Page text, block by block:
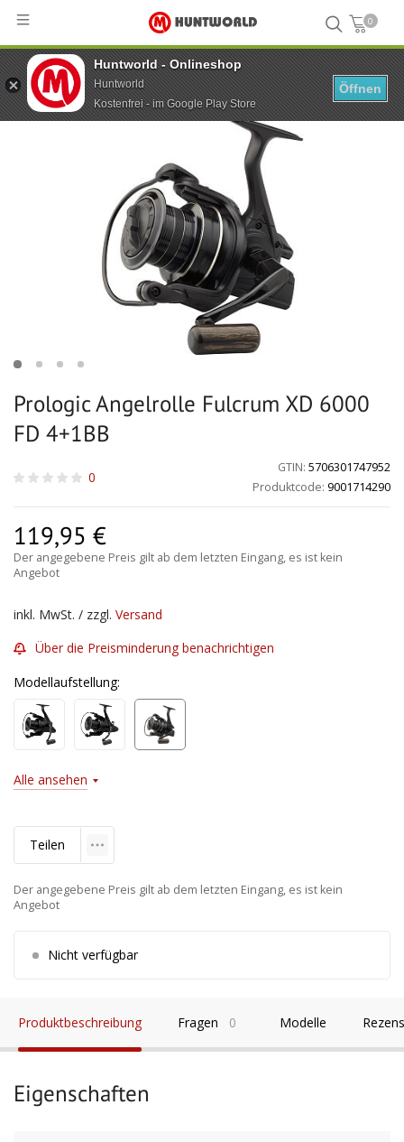
0
Hauptseite ... Prologic Angelrolle Fulcrum XD 6000 FD 4+1BB
Prologic Angelrolle Fulcrum XD 6000
FD 4+1BB
GTIN: 5706301747952
Produktcode: 9001714290
0
119,95 €
Der angegebene Preis gilt ab dem letzten Eingang, es ist kein
Angebot
inkl. MwSt. / zzgl. Versand
Über die Preisminderung benachrichtigen
Modellaufstellung:
Alle ansehen
Teilen
Der angegebene Preis gilt ab dem letzten Eingang, es ist kein
Angebot
Nicht verfügbar
Produktbeschreibung Fragen 0 Modelle
Eigenschaften
Huntworld - Onlineshop
Huntworld
Kostenfrei - im Google Play Store
Öffnen